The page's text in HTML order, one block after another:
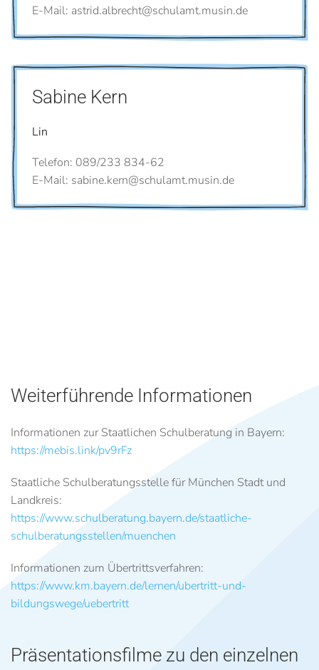
E-Mail: astrid.albrecht@schulamt.musin.de
Sabine Kern
Lin
Telefon: 089/233 834-62
E-Mail: sabine.kern@schulamt.musin.de
Weiterführende Informationen
Informationen zur Staatlichen Schulberatung in Bayern:
https://mebis.link/pv9rFz
Staatliche Schulberatungsstelle für München Stadt und
Landkreis:
https://www.schulberatung.bayern.de/staatliche-
schulberatungsstellen/muenchen
Informationen zum Übertrittsverfahren:
https://www.km.bayern.de/lernen/ubertritt-und-
bildungswege/uebertritt
Präsentationsfilme zu den einzelnen